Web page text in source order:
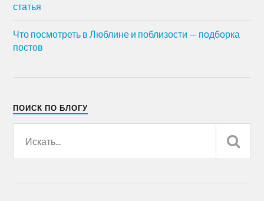
статья
Что посмотреть в Люблине и поблизости — подборка
постов
ПОИСК ПО БЛОГУ